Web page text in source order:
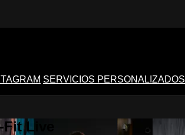
SERVICIOS PERSONALIZADOS
Live